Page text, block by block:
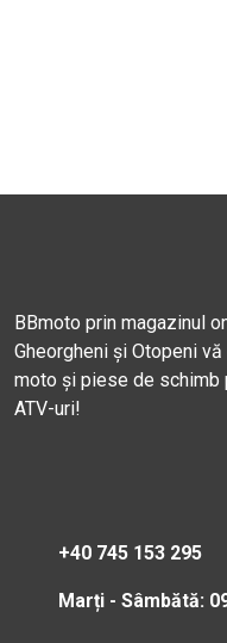
BBmoto prin magazinul
Gheorgheni și Otopeni
moto și piese de schimb
ATV-uri!
+40 745 153 295
Marți - Sâmbătă: